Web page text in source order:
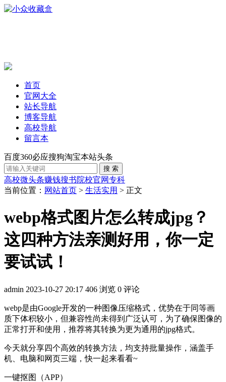
首页
官网大全
站长导航
博客导航
高校导航
留言本
百度360必应搜狗淘宝本站头条
高校微头条赚钱搜书院校官网专科
当前位置： 网站首页 > 生活实用 > 正文
webp格式图片怎么转成jpg？
这四种方法亲测好用，你一定
要试试！
admin 2023-10-27 20:17 406 浏览 0 评论
webp是由Google开发的一种图像压缩格式，优势在于同等画
质下体积较小，但兼容性尚未得到广泛认可，为了确保图像的
正常打开和使用，推荐将其转换为更为通用的jpg格式。
今天就分享四个高效的转换方法，均支持批量操作，涵盖手
机、电脑和网页三端，快一起来看看~
一键抠图（APP）